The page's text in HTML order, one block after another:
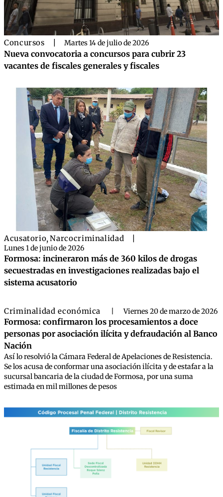
Concursos Martes 14 de julio de 2026
Nueva convocatoria a concursos para cubrir 23
vacantes de fiscales generales y fiscales
Acusatorio,Narcocriminalidad
Lunes 1 de junio de 2026
Formosa: incineraron más de 360 kilos de drogas
secuestradas en investigaciones realizadas bajo el
sistema acusatorio
Criminalidad económica Viernes 20 de marzo de 2026
Formosa: confirmaron los procesamientos a doce
personas por asociación ilícita y defraudación al Banco
Nación
Así lo resolvió la Cámara Federal de Apelaciones de Resistencia.
Se los acusa de conformar una asociación ilícita y de estafar a la
sucursal bancaria de la ciudad de Formosa, por una suma
estimada en mil millones de pesos